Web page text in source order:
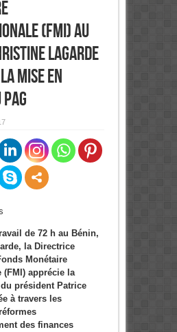
(FMI) au
Lagarde
mise en
de 72 h au Bénin,
la Directrice
Monétaire
(FMI) apprécie la
président Patrice
à travers les
des finances